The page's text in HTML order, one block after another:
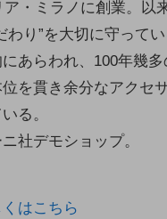
・ミラノに創業。
わり”を大切に守って
あらわれ、100年幾
を貫き余分なアクセ
る。
社デモショップ。
はこちら